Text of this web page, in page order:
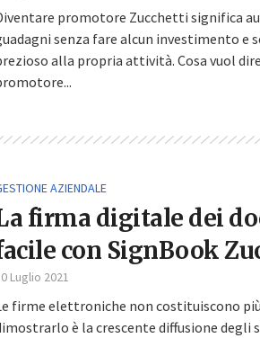
promotore Zucchetti significa
senza fare alcun investimento e
alla propria attività. Cosa vuol
AZIENDALE
firma digitale dei
con SignBook
Luglio 2021
firme elettroniche non costituiscono
è la crescente diffusione degli